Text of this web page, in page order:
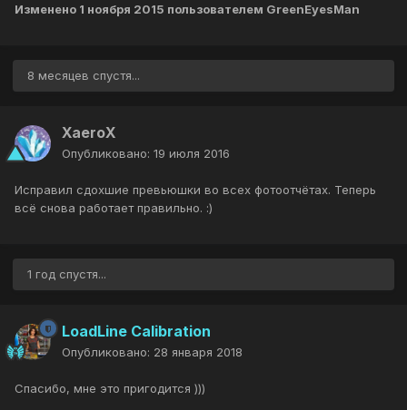
Изменено 1 ноября 2015 пользователем GreenEyesMan
8 месяцев спустя...
XaeroX
Опубликовано: 19 июля 2016
Исправил сдохшие превьюшки во всех фотоотчётах. Теперь
всё снова работает правильно. :)
1 год спустя...
LoadLine Calibration
Опубликовано: 28 января 2018
Спасибо, мне это пригодится )))